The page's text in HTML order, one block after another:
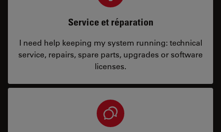
Service et réparation
I need help keeping my system running: technical
service, repairs, spare parts, upgrades or software
licenses.